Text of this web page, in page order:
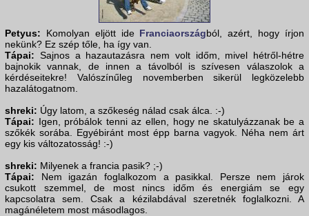
Petyus: Komolyan eljött ide Franciaországból, azért, hogy írjon
nekünk? Ez szép tőle, ha így van.
Tápai: Sajnos a hazautazásra nem volt időm, mivel hétről-hétre
bajnokik vannak, de innen a távolból is szívesen válaszolok a
kérdéseitekre! Valószínűleg novemberben sikerül legközelebb
hazalátogatnom.
shreki: Úgy latom, a szőkeség nálad csak álca. :-)
Tápai: Igen, próbálok tenni az ellen, hogy ne skatulyázzanak be a
szőkék sorába. Egyébiránt most épp barna vagyok. Néha nem árt
egy kis változatosság! :-)
shreki: Milyenek a francia pasik? ;-)
Tápai: Nem igazán foglalkozom a pasikkal. Persze nem járok
csukott szemmel, de most nincs időm és energiám se egy
kapcsolatra sem. Csak a kézilabdával szeretnék foglalkozni. A
magánéletem most másodlagos.